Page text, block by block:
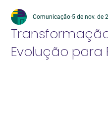
Evolução para
Comunicação 5 de nov. de